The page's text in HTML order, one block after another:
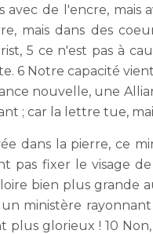
de l'encre, mais
mais dans des
5 ce n'est pas à
6 Notre capacité
nouvelle, une
; car la lettre tue,
dans la pierre, ce
pas fixer le visage
bien plus grande
ministère
plus glorieux ! 10